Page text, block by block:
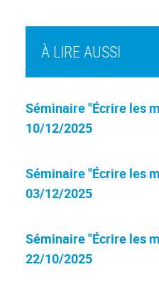
À LIRE AUSSI
Séminaire "Écrire les
10/12/2025
Séminaire "Écrire les
03/12/2025
Séminaire "Écrire les
22/10/2025